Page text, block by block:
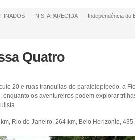
FINADOS N.S. APARECIDA Independência do
Quatro
20 e ruas tranquilas de paralelepípedo. a
os aventureiros podem explorar
Rio de Janeiro, 264 km, Belo Horizonte, 435